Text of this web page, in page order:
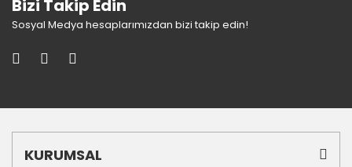
Bizi Takip Edin
Sosyal Medya hesaplarımızdan bizi takip edin!
KURUMSAL